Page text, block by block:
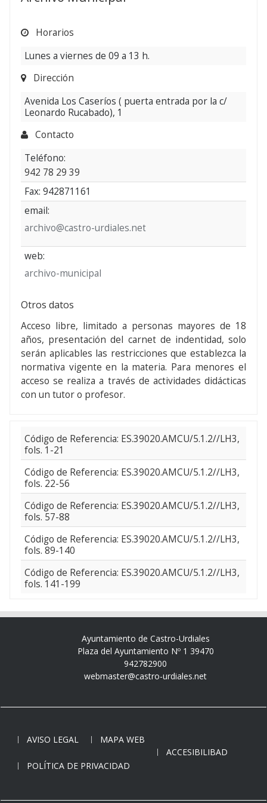
1822-
1826
Horarios
Lunes a viernes de 09 a 13 h.
Dirección
Avenida Los Caseríos ( puerta entrada por la c/
Leonardo Rucabado), 1
Contacto
Teléfono:
942 78 29 39
Fax: 942871161
email:
archivo@castro-urdiales.net
web:
archivo-municipal
Otros datos
Acceso libre, limitado a personas mayores de 18
años, presentación del carnet de indentidad, solo
serán aplicables las restricciones que establezca la
normativa vigente en la materia. Para menores el
acceso se realiza a través de actividades didácticas
con un tutor o profesor.
Código de Referencia: ES.39020.AMCU/5.1.2//LH3,
fols. 1-21
Código de Referencia: ES.39020.AMCU/5.1.2//LH3,
fols. 22-56
Código de Referencia: ES.39020.AMCU/5.1.2//LH3,
fols. 57-88
Código de Referencia: ES.39020.AMCU/5.1.2//LH3,
fols. 89-140
Código de Referencia: ES.39020.AMCU/5.1.2//LH3,
fols. 141-199
Ayuntamiento de Castro-Urdiales
Plaza del Ayuntamiento Nº 1 39470
942782900
webmaster@castro-urdiales.net
AVISO LEGAL
MAPA WEB
ACCESIBILIBAD
POLÍTICA DE PRIVACIDAD